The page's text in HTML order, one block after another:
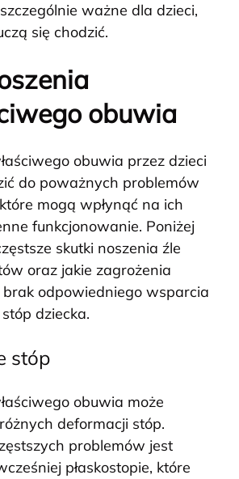
ważne dla dzieci,
się chodzić.
obuwia
obuwia przez dzieci
do poważnych problemów
mogą wpłynąć na ich
funkcjonowanie. Poniżej
skutki noszenia źle
oraz jakie zagrożenia
brak odpowiedniego wsparcia
dziecka.
stóp
obuwia może
deformacji stóp.
problemów jest
płaskostopie, które